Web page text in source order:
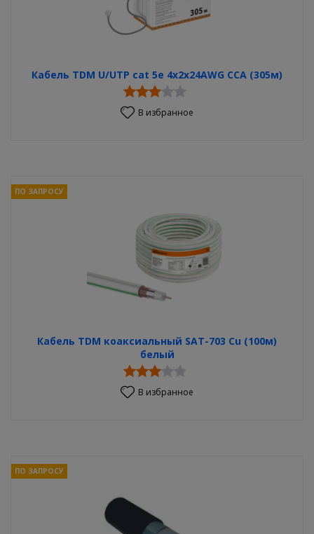
Кабель TDM U/UTP сat 5e 4x2x24AWG CCA (305м)
В избранное
Кабель TDM коаксиальный SAT-703 Cu (100м)
белый
ПО ЗАПРОСУ
В избранное
ПО ЗАПРОСУ